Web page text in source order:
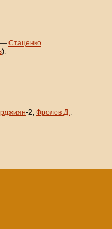
— Стаценко.
).
-2, Фролов Д..